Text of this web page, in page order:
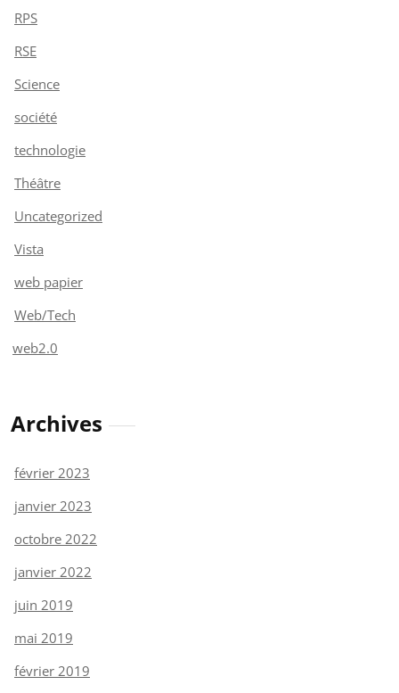
RPS
RSE
Science
société
technologie
Théâtre
Uncategorized
Vista
web papier
Web/Tech
web2.0
Archives
février 2023
janvier 2023
octobre 2022
janvier 2022
juin 2019
mai 2019
février 2019